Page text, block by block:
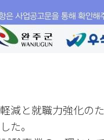
減と就職力強化の
た。